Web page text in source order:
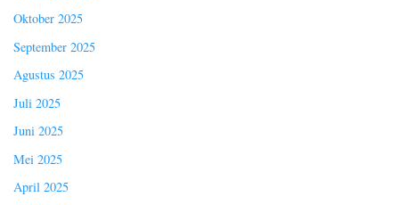
Oktober 2025
September 2025
Agustus 2025
Juli 2025
Juni 2025
Mei 2025
April 2025